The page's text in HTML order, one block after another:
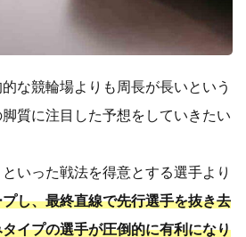
な競輪場よりも周長が長いという
質に注目した予想をしていきたい
いった戦法を得意とする選手より
し、最終直線で先行選手を抜き去
イプの選手が圧倒的に有利になり